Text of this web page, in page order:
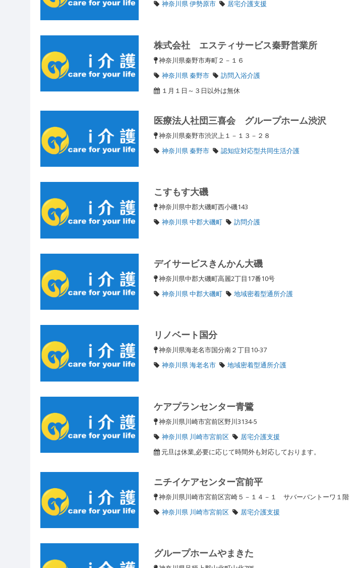
神奈川県 伊勢原市
居宅介護支援
株式会社 エスティサービス秦野営業所
神奈川県秦野市寿町２－１６
神奈川県 秦野市
訪問入浴介護
１月１日～３日以外は無休
医療法人社団三喜会 グループホーム渋沢
神奈川県秦野市渋沢上１－１３－２８
神奈川県 秦野市
認知症対応型共同生活介護
こすもす大磯
神奈川県中郡大磯町西小磯143
神奈川県 中郡大磯町
訪問介護
デイサービスきんかん大磯
神奈川県中郡大磯町高麗2丁目17番10号
神奈川県 中郡大磯町
地域密着型通所介護
リノベート国分
神奈川県海老名市国分南２丁目10-37
神奈川県 海老名市
地域密着型通所介護
ケアプランセンター青鷺
神奈川県川崎市宮前区野川3134-5
神奈川県 川崎市宮前区
居宅介護支援
元旦は休業,必要に応じて時間外も対応しております。
ニチイケアセンター宮前平
神奈川県川崎市宮前区宮崎５－１４－１ サバーバントーワ１階
神奈川県 川崎市宮前区
居宅介護支援
グループホームやまきた